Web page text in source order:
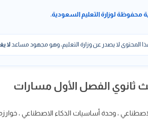
محفوظة لوزارة التعليم السعودية.
المحتوى لا يصدر عن وزارة التعليم، وهو مجهود مساعدلا
ثانوي الفصل الأول مسارات
، وحدة أساسيات الذكاء الاصطناعي ،